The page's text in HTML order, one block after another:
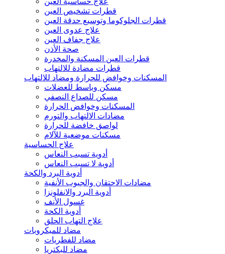
قطرات تشخيص العين
قطرات الجلوكوما وتوسيع حدقة العين
علاج عدوى العين
علاج جفاف العين
صحة الأذن
قطرات العين المسكنة والمخدرة
قطرات مضادة للالتهاب
المسكنات وخوافض للحرارة ومضاد للالتهاب
مسكن وباسط للعضلات
مسكن للصداع النصفي
المسكنات وخوافض الحرارة
مضادات الالتهاب والتورم
لواصق خافضة للحرارة
مسكنات موضعية للآلام
علاج الحساسية
أدوية تسبب النعاس
أدوية لا تسبب النعاس
أدوية البرد والكحة
مضادات الاحتقان والجيوب الأنفية
أدوية البرد والانفلونزا
غسول الأنف
أدوية الكحة
علاج التهاب الحلق
مضاد للميكروبات
مضاد للفطريات
مضاد للبكتريا